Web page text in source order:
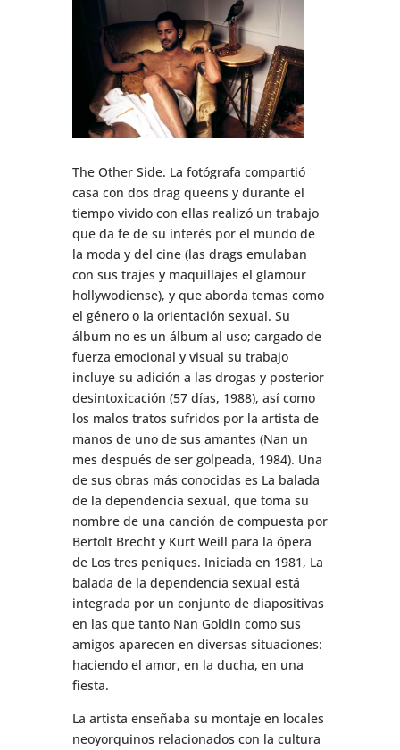
The Other Side. La fotógrafa compartió
casa con dos drag queens y durante el
tiempo vivido con ellas realizó un trabajo
que da fe de su interés por el mundo de
la moda y del cine (las drags emulaban
con sus trajes y maquillajes el glamour
hollywodiense), y que aborda temas como
el género o la orientación sexual. Su
álbum no es un álbum al uso; cargado de
fuerza emocional y visual su trabajo
incluye su adición a las drogas y posterior
desintoxicación (57 días, 1988), así como
los malos tratos sufridos por la artista de
manos de uno de sus amantes (Nan un
mes después de ser golpeada, 1984). Una
de sus obras más conocidas es La balada
de la dependencia sexual, que toma su
nombre de una canción de compuesta por
Bertolt Brecht y Kurt Weill para la ópera
de Los tres peniques. Iniciada en 1981, La
balada de la dependencia sexual está
integrada por un conjunto de diapositivas
en las que tanto Nan Goldin como sus
amigos aparecen en diversas situaciones:
haciendo el amor, en la ducha, en una
fiesta.
La artista enseñaba su montaje en locales
neoyorquinos relacionados con la cultura